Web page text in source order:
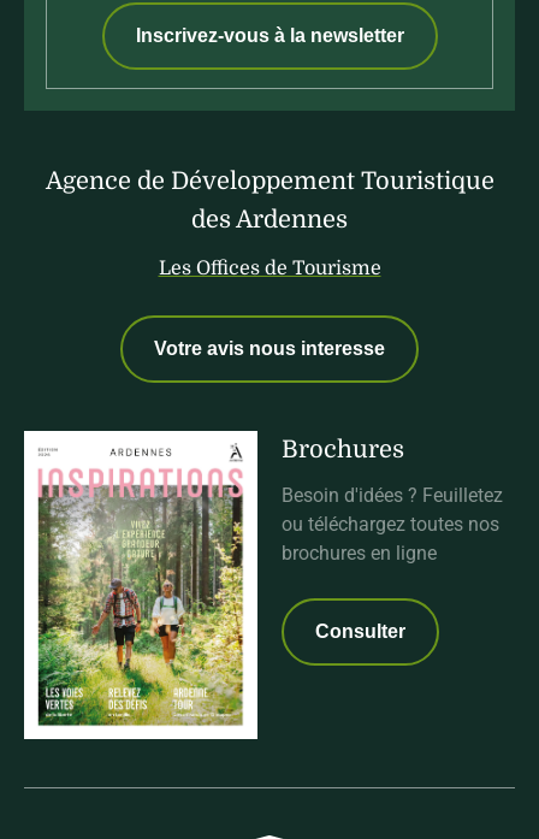
Inscrivez-vous à la newsletter
Agence de Développement Touristique
des Ardennes
Les Offices de Tourisme
Votre avis nous interesse
Brochures
Besoin d'idées ? Feuilletez
ou téléchargez toutes nos
brochures en ligne
Consulter